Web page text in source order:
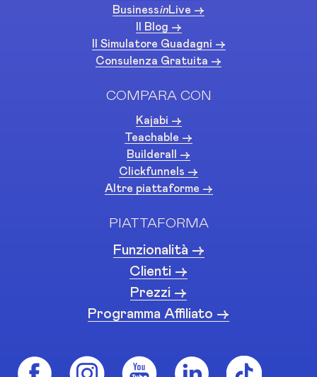
BusinessinLive ->
Il Blog ->
Il Simulatore Guadagni ->
Consulenza Gratuita ->
COMPARA CON
Kajabi ->
Teachable ->
Builderall ->
Clickfunnels ->
Altre piattaforme ->
PIATTAFORMA
Funzionalità ->
Clienti ->
Prezzi ->
Programma Affiliato ->